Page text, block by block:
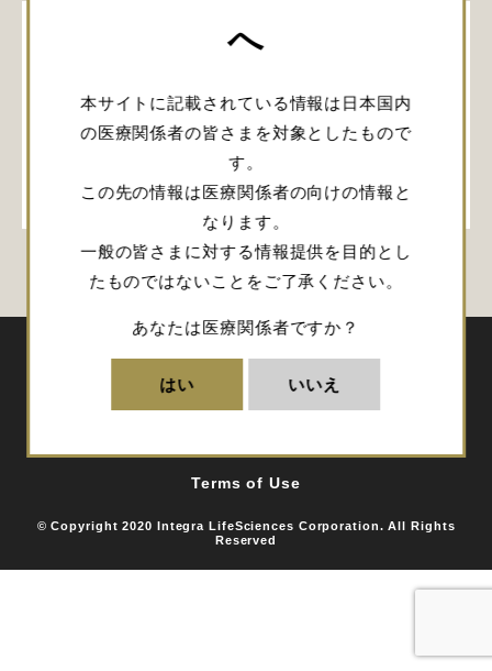
へ
本サイトに記載されている情報は日本国内
の医療関係者の皆さまを対象としたもので
す。
この先の情報は医療関係者の向けの情報と
なります。
一般の皆さまに対する情報提供を目的とし
たものではないことをご了承ください。
あなたは医療関係者ですか？
はい いいえ
閲覧にはログインが必要です。
ログイン
Terms of Use
© Copyright 2020 Integra LifeSciences Corporation. All Rights
Reserved